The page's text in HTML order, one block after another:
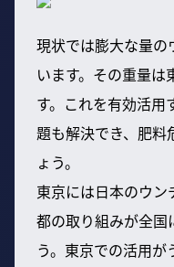
現状では膨大な量の
います。その重量は
す。これを有効活用
題も解決でき、肥料
ょう。
東京には日本のウ
都の取り組みが全国
う。東京での活用